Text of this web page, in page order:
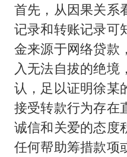
首先，从因果关系
记录和转账记录可
金来源于网络贷款
入无法自拔的绝境
认，足以证明徐某
接受转款行为存在
诚信和关爱的态度
任何帮助筹措款项